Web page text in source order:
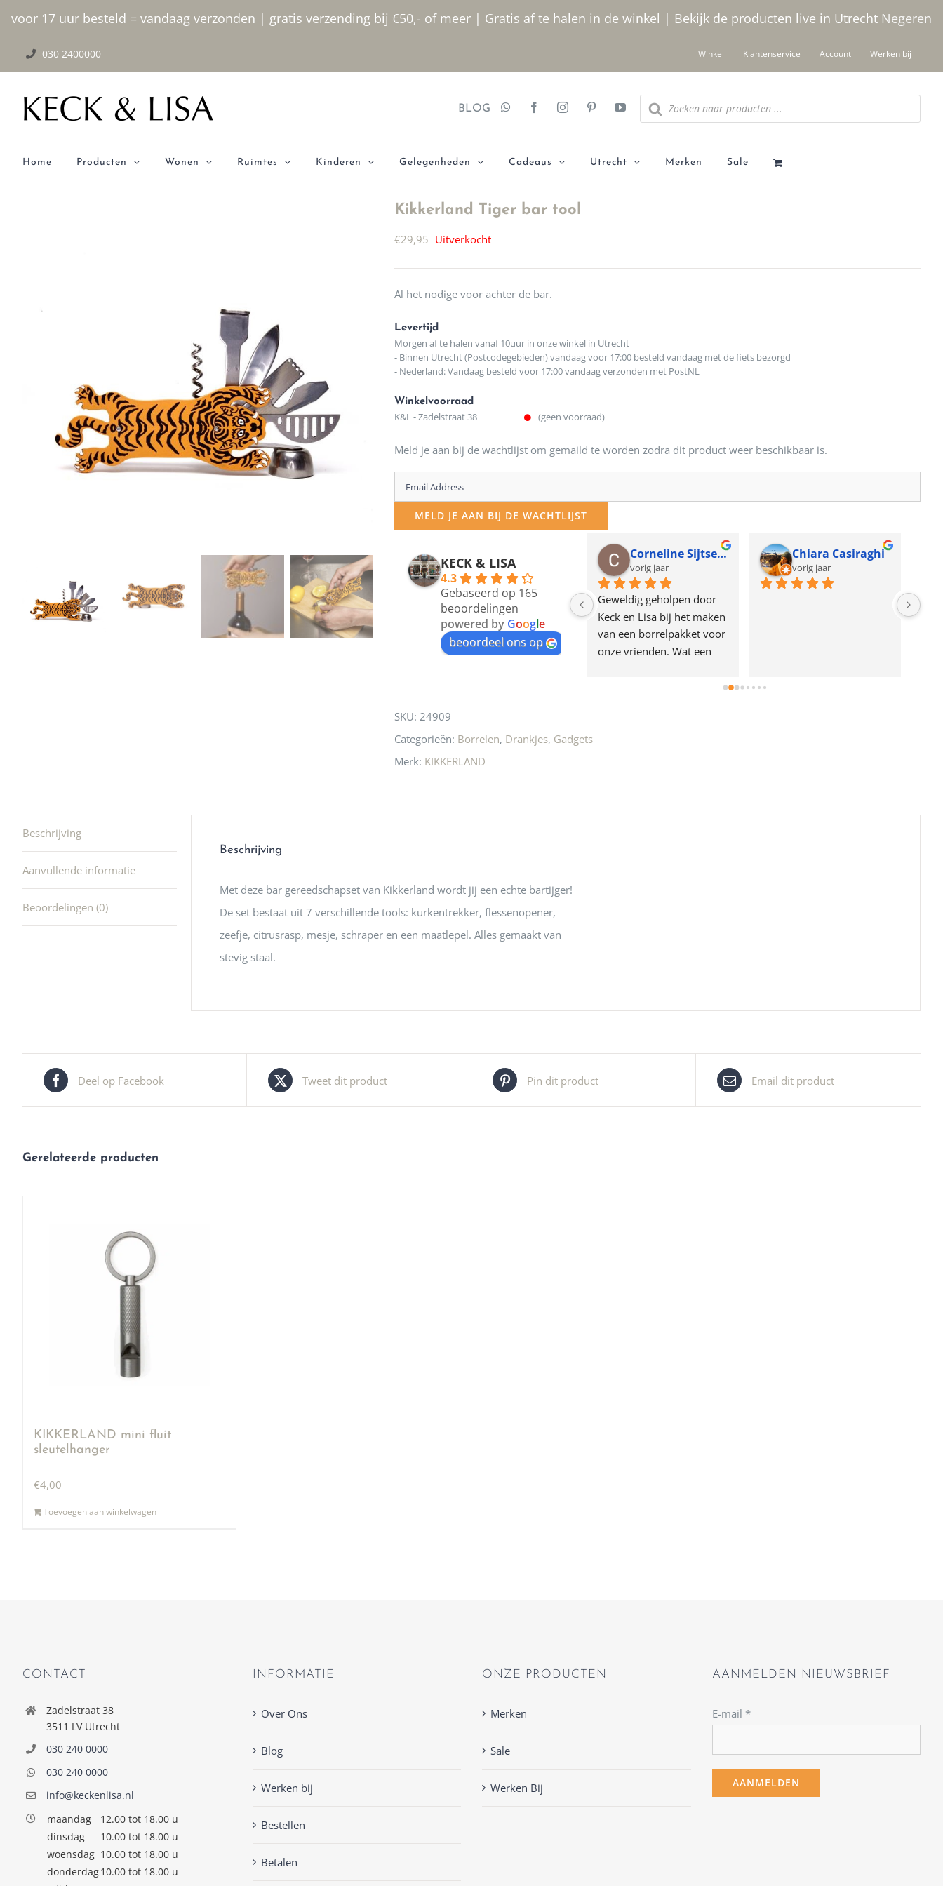
voor 17 uur besteld = vandaag verzonden | gratis verzending bij €50,- of meer | Gratis af te halen in de winkel | Bekijk de producten live in Utrecht Negeren
inhoud
030 2400000 Winkel Klantenservice Account Werken bij
BLOG
Producten
zoeken
Home Producten Wonen Ruimtes Kinderen Gelegenheden Cadeaus Utrecht Merken Sale
Kikkerland Tiger bar tool
€29,95 Uitverkocht
Al het nodige voor achter de bar.
Levertijd
Morgen af te halen vanaf 10uur in onze winkel in Utrecht
- Binnen Utrecht (Postcodegebieden) vandaag voor 17:00 besteld vandaag met de fiets bezorgd
- Nederland: Vandaag besteld voor 17:00 vandaag verzonden met PostNL
Winkelvoorraad
K&L - Zadelstraat 38 (geen voorraad)
Meld je aan bij de wachtlijst om gemaild te worden zodra dit product weer beschikbaar is.
Enter
your
email
MELD JE AAN BIJ DE WACHTLIJST
KECK & LISA
4.3
Gebaseerd op 165
beoordelingen
powered by Google
beoordeel ons op
rosawillemijn
4 maanden geleden
Ik was een dagje in Utrecht
en ik kwam deze leuke
winkel tegen! Ze verkopen
ook heel aardig en gezellig
12 maanden geleden
Waarom in hemelsnaam
de woonwinkel op de
klippen  laten lopen? Waar
moeten nu de design
Corneline Sijtsema
vorig jaar
Geweldig geholpen door
Keck en Lisa bij het maken
van een borrelpakket voor
onze vrienden. Wat een
Chiara Casiraghi
vorig jaar
SKU: 24909
Categorieën: Borrelen, Drankjes, Gadgets
Merk: KIKKERLAND
Beschrijving
Aanvullende informatie
Beoordelingen (0)
Beschrijving
Met deze bar gereedschapset van Kikkerland wordt jij een echte bartijger!
De set bestaat uit 7 verschillende tools: kurkentrekker, flessenopener,
zeefje, citrusrasp, mesje, schraper en een maatlepel. Alles gemaakt van
stevig staal.
Deel op Facebook Tweet dit product Pin dit product Email dit product
Gerelateerde producten
KIKKERLAND mini fluit
sleutelhanger
€4,00
Toevoegen aan winkelwagen
CONTACT
Zadelstraat 38
3511 LV Utrecht
030 240 0000
030 240 0000
info@keckenlisa.nl
maandag
12.00 tot 18.00 u
dinsdag
10.00 tot 18.00 u
woensdag 10.00 tot 18.00 u
donderdag10.00 tot 18.00 u
INFORMATIE
Over Ons
Blog
Werken bij
Bestellen
Betalen
ONZE PRODUCTEN
Merken
Sale
Werken Bij
AANMELDEN NIEUWSBRIEF
E-mail *